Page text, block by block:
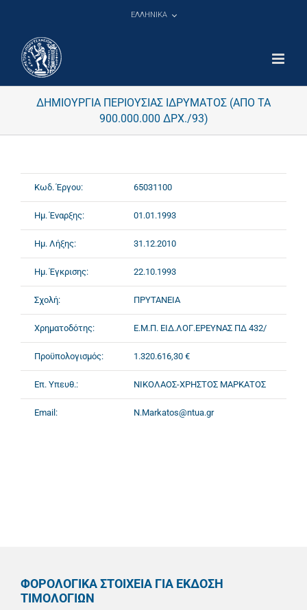
ΕΛΛΗΝΙΚΑ
ΔΗΜΙΟΥΡΓΙΑ ΠΕΡΙΟΥΣΙΑΣ ΙΔΡΥΜΑΤΟΣ (ΑΠΟ ΤΑ
900.000.000 ΔΡΧ./93)
Κωδ. Έργου: 65031100
Ημ. Έναρξης: 01.01.1993
Ημ. Λήξης: 31.12.2010
Ημ. Έγκρισης: 22.10.1993
Σχολή: ΠΡΥΤΑΝΕΙΑ
Χρηματοδότης: Ε.Μ.Π. ΕΙΔ.ΛΟΓ.ΕΡΕΥΝΑΣ ΠΔ 432/
Προϋπολογισμός: 1.320.616,30 €
Επ. Υπευθ.: ΝΙΚΟΛΑΟΣ-ΧΡΗΣΤΟΣ ΜΑΡΚΑΤΟΣ
Email: N.Markatos@ntua.gr
ΦΟΡΟΛΟΓΙΚΑ ΣΤΟΙΧΕΙΑ ΓΙΑ ΕΚΔΟΣΗ
ΤΙΜΟΛΟΓΙΩΝ